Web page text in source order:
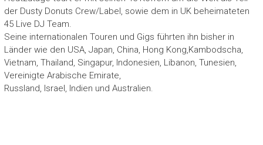
der Dusty Donuts Crew/Label, sowie dem in UK beheimateten
45 Live DJ Team.
Seine internationalen Touren und Gigs führten ihn bisher in
Länder wie den USA, Japan, China, Hong Kong,Kambodscha,
Vietnam, Thailand, Singapur, Indonesien, Libanon, Tunesien,
Vereinigte Arabische Emirate,
Russland, Israel, Indien und Australien.